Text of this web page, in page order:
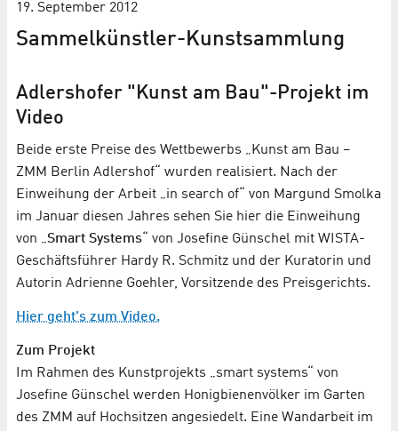
19. September 2012
Sammelkünstler-Kunstsammlung
Adlershofer "Kunst am Bau"-Projekt im
Video
Beide erste Preise des Wettbewerbs „Kunst am Bau –
ZMM Berlin Adlershof“ wurden realisiert. Nach der
Einweihung der Arbeit „in search of“ von Margund Smolka
im Januar diesen Jahres sehen Sie hier die Einweihung
von „Smart Systems “ von Josefine Günschel mit WISTA-
Geschäftsführer Hardy R. Schmitz und der Kuratorin und
Autorin Adrienne Goehler, Vorsitzende des Preisgerichts.
Hier geht's zum Video.
Zum Projekt
Im Rahmen des Kunstprojekts „smart systems“ von
Josefine Günschel werden Honigbienenvölker im Garten
des ZMM auf Hochsitzen angesiedelt. Eine Wandarbeit im